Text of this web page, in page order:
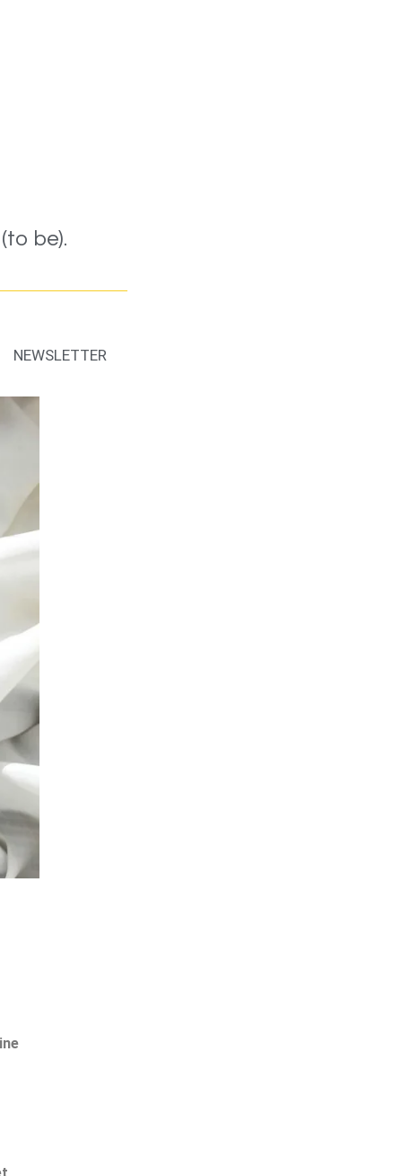
be).
NEWSLETTER